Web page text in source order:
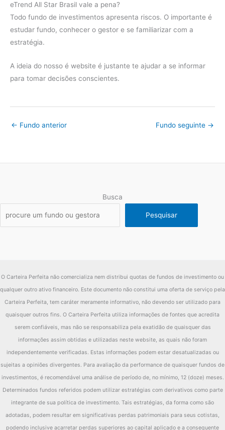
diferença -16.90%
Fundo -15.53%
diferença -5.69%
eTrend All Star Brasil vale a pena?
Todo fundo de investimentos apresenta riscos. O importante é
estudar fundo, conhecer o gestor e se familiarizar com a
estratégia.
A ideia do nosso é website é justante te ajudar a se informar
para tomar decisões conscientes.
← Fundo anterior Fundo seguinte →
Busca
Pesquisar
O Carteira Perfeita não comercializa nem distribui quotas de fundos de investimento ou
qualquer outro ativo financeiro. Este documento não constitui uma oferta de serviço pela
Carteira Perfeita, tem caráter meramente informativo, não devendo ser utilizado para
quaisquer outros fins. O Carteira Perfeita utiliza informações de fontes que acredita
serem confiáveis, mas não se responsabiliza pela exatidão de quaisquer das
informações assim obtidas e utilizadas neste website, as quais não foram
independentemente verificadas. Estas informações podem estar desatualizadas ou
sujeitas a opiniões divergentes. Para avaliação da performance de quaisquer fundos de
investimentos, é recomendável uma análise de período de, no mínimo, 12 (doze) meses.
Determinados fundos referidos podem utilizar estratégias com derivativos como parte
integrante de sua política de investimento. Tais estratégias, da forma como são
adotadas, podem resultar em significativas perdas patrimoniais para seus cotistas,
podendo inclusive acarretar perdas superiores ao capital aplicado e a consequente